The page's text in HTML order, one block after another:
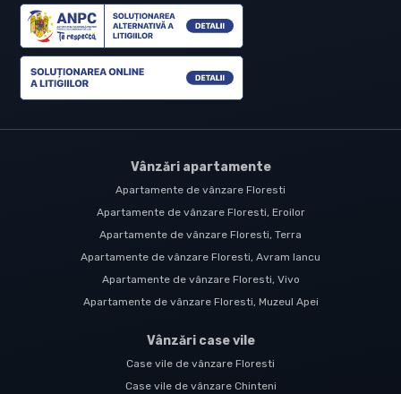
Vânzări apartamente
Apartamente de vânzare Floresti
Apartamente de vânzare Floresti, Eroilor
Apartamente de vânzare Floresti, Terra
Apartamente de vânzare Floresti, Avram Iancu
Apartamente de vânzare Floresti, Vivo
Apartamente de vânzare Floresti, Muzeul Apei
Vânzări case vile
Case vile de vânzare Floresti
Case vile de vânzare Chinteni